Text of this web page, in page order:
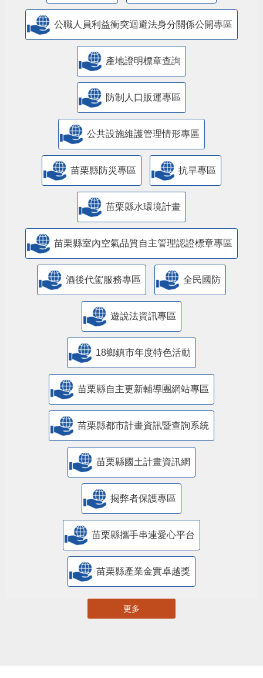
公職人員利益衝突迴避法身分關係公開專區
產地證明標章查詢
防制人口販運專區
​公共設施維護管理情形專區
苗栗縣防災專區 抗旱專區
苗栗縣水環境計畫
苗栗縣室內空氣品質自主管理認證標章專區
酒後代駕服務專區 全民國防
遊說法資訊專區
18鄉鎮市年度特色活動
苗栗縣自主更新輔導團網站專區
苗栗縣都市計畫資訊暨查詢系統
苗栗縣國土計畫資訊網
揭弊者保護專區
苗栗縣攜手串連愛心平台
苗栗縣產業金實卓越獎
更多